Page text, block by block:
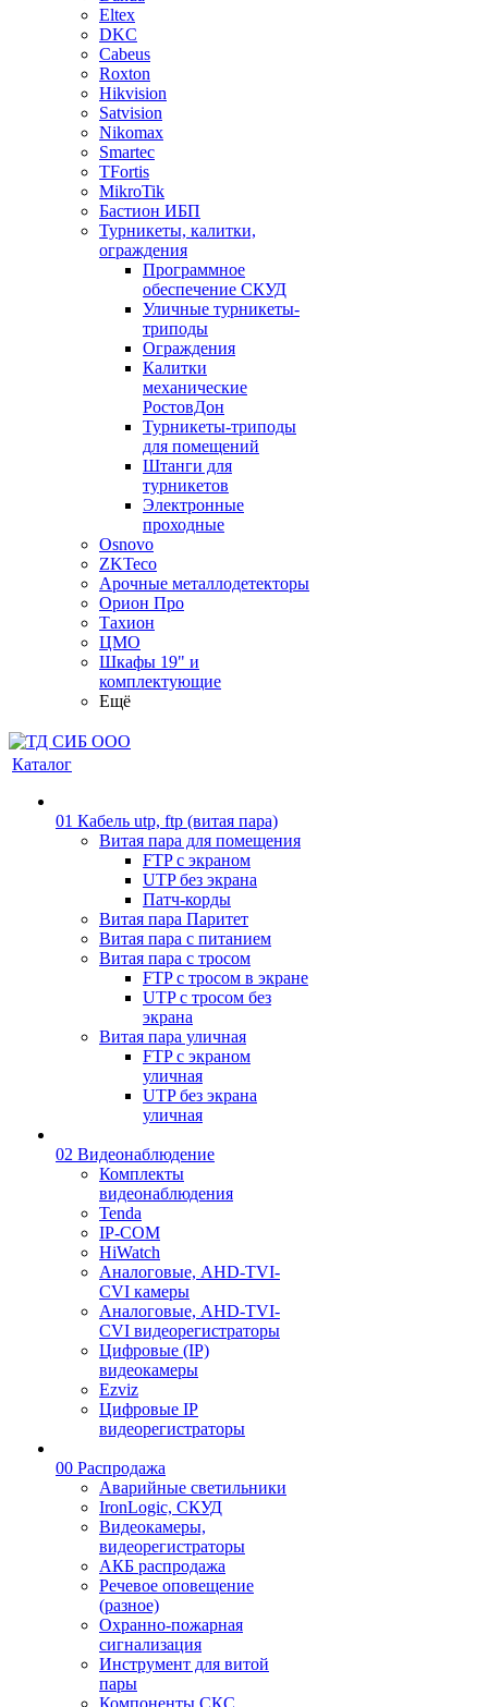
Eltex
DKC
Cabeus
Roxton
Hikvision
Satvision
Nikomax
Smartec
TFortis
MikroTik
Бастион ИБП
Турникеты, калитки,
ограждения
Программное
обеспечение СКУД
Уличные турникеты-
триподы
Ограждения
Калитки
механические
РостовДон
Турникеты-триподы
для помещений
Штанги для
турникетов
Электронные
проходные
Osnovo
ZKTeco
Арочные металлодетекторы
Орион Про
Тахион
ЦМО
Шкафы 19" и
комплектующие
Ещё
Каталог
01 Кабель utp, ftp (витая пара)
Витая пара для помещения
FTP с экраном
UTP без экрана
Патч-корды
Витая пара Паритет
Витая пара с питанием
Витая пара с тросом
FTP с тросом в экране
UTP с тросом без
экрана
Витая пара уличная
FTP с экраном
уличная
UTP без экрана
уличная
02 Видеонаблюдение
Комплекты
видеонаблюдения
Tenda
IP-COM
HiWatch
Аналоговые, AHD-TVI-
CVI камеры
Аналоговые, AHD-TVI-
CVI видеорегистраторы
Цифровые (IP)
видеокамеры
Ezviz
Цифровые IP
видеорегистраторы
00 Распродажа
Аварийные светильники
IronLogic, СКУД
Видеокамеры,
видеорегистраторы
АКБ распродажа
Речевое оповещение
(разное)
Охранно-пожарная
сигнализация
Инструмент для витой
пары
Компоненты СКС